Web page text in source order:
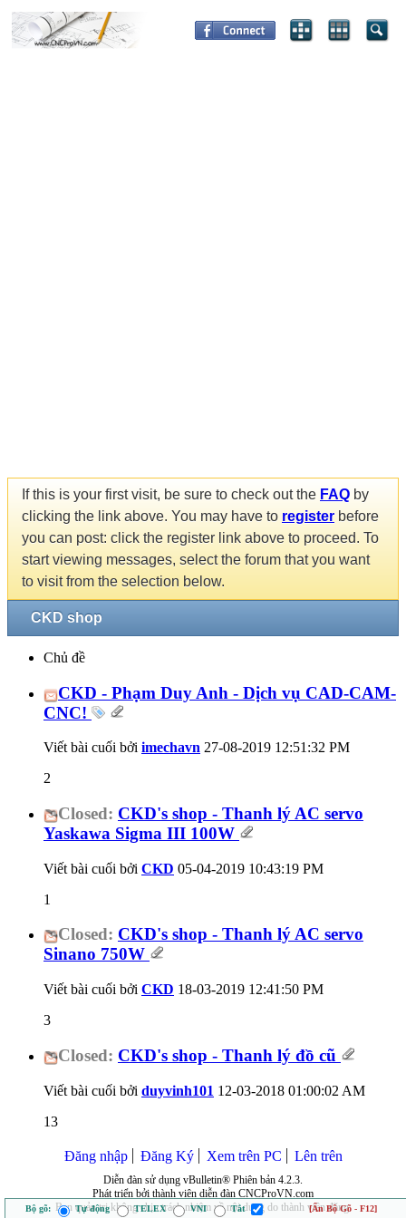
If this is your first visit, be sure to check out the FAQ by
clicking the link above. You may have to register before
you can post: click the register link above to proceed. To
start viewing messages, select the forum that you want
to visit from the selection below.
CKD shop
Chủ đề
CKD - Phạm Duy Anh - Dịch vụ CAD-CAM-
CNC!
Viết bài cuối bởi imechavn 27-08-2019 12:51:32 PM
2
Closed: CKD's shop - Thanh lý AC servo
Yaskawa Sigma III 100W
Viết bài cuối bởi CKD 05-04-2019 10:43:19 PM
1
Closed: CKD's shop - Thanh lý AC servo
Sinano 750W
Viết bài cuối bởi CKD 18-03-2019 12:41:50 PM
3
Closed: CKD's shop - Thanh lý đồ cũ
Viết bài cuối bởi duyvinh101 12-03-2018 01:00:02 AM
13
Đăng nhập Đăng Ký Xem trên PC Lên trên
Diễn đàn sử dụng vBulletin® Phiên bản 4.2.3.
Phát triển bởi thành viên diễn đàn CNCProVN.com
Ban quản trị không chịu trách nhiệm về nội dung do thành viên đăng.
Bộ gõ: Tự động TELEX VNI Tắt [Ẩn Bộ Gõ - F12]